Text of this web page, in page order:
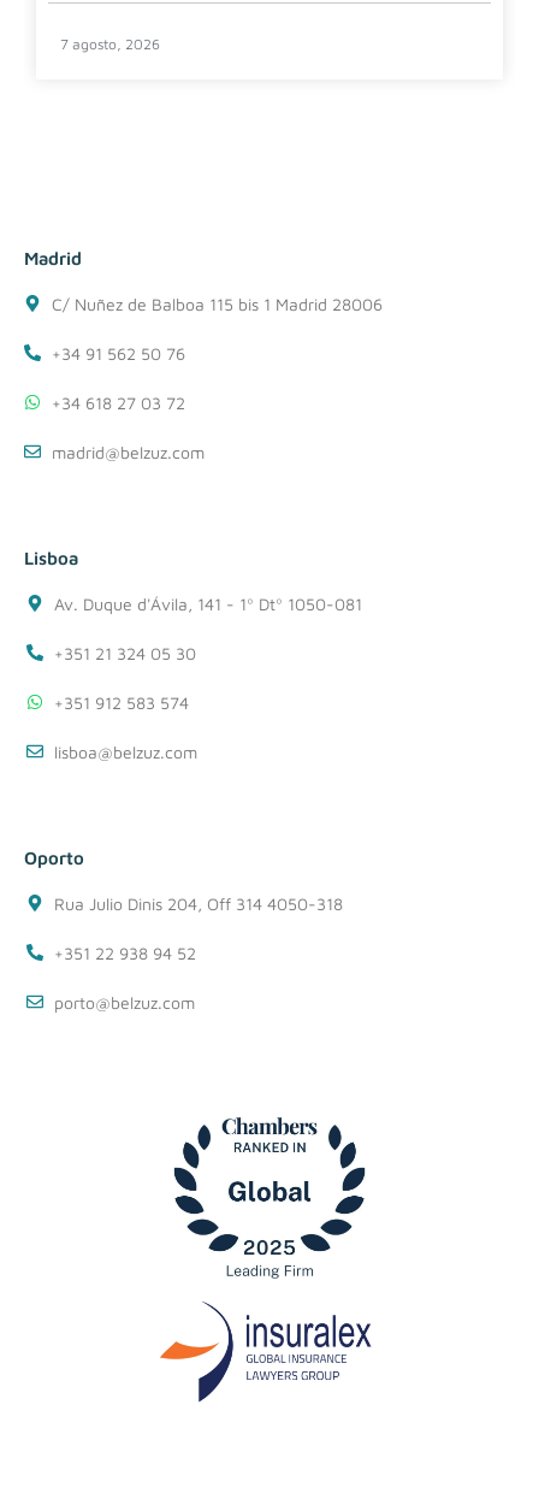
7 agosto, 2026
Madrid
C/ Nuñez de Balboa 115 bis 1 Madrid 28006
+34 91 562 50 76
+34 618 27 03 72
madrid@belzuz.com
Lisboa
Av. Duque d'Ávila, 141 - 1º Dtº 1050-081
+351 21 324 05 30
+351 912 583 574
lisboa@belzuz.com
Oporto
Rua Julio Dinis 204, Off 314 4050-318
+351 22 938 94 52
porto@belzuz.com